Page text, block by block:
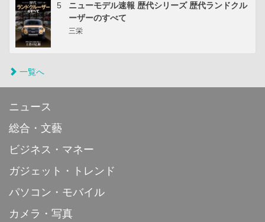
5
ニューモデル速報 歴代シリーズ 歴代ランドクル
ーザーのすべて
三栄
一覧へ
ニュース
総合・文藝
ビジネス・マネー
ガジェット・トレンド
パソコン・モバイル
カメラ・写真